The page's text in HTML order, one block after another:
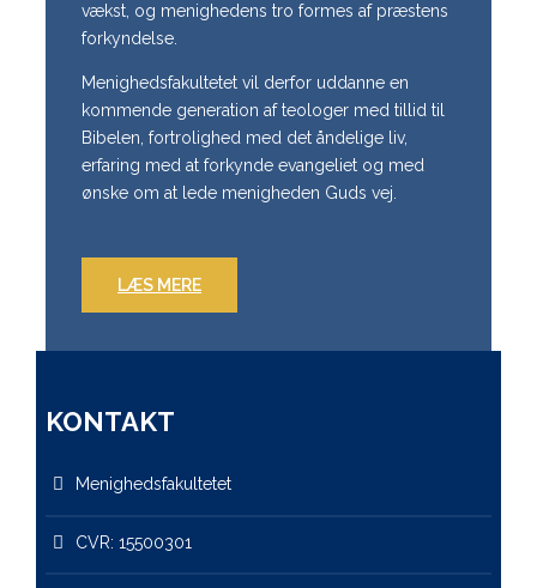
vækst, og menighedens tro formes af præstens
forkyndelse.
Menighedsfakultetet vil derfor uddanne en
kommende generation af teologer med tillid til
Bibelen, fortrolighed med det åndelige liv,
erfaring med at forkynde evangeliet og med
ønske om at lede menigheden Guds vej.
LÆS MERE
KONTAKT
Menighedsfakultetet
CVR: 15500301